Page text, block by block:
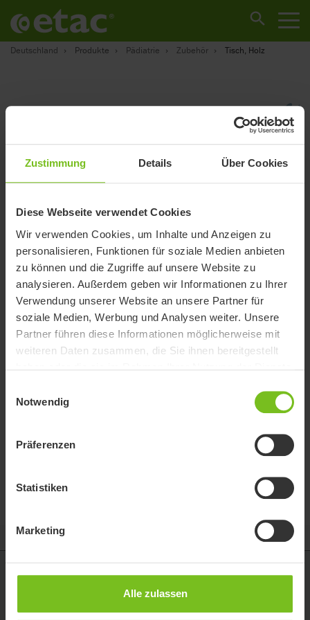
Zustimmung Details Über Cookies
Diese Webseite verwendet Cookies
Wir verwenden Cookies, um Inhalte und Anzeigen zu
personalisieren, Funktionen für soziale Medien anbieten
zu können und die Zugriffe auf unsere Website zu
analysieren. Außerdem geben wir Informationen zu Ihrer
Verwendung unserer Website an unsere Partner für
soziale Medien, Werbung und Analysen weiter. Unsere
Partner führen diese Informationen möglicherweise mit
weiteren Daten zusammen, die Sie ihnen bereitgestellt
Notwendig
Präferenzen
Statistiken
Marketing
Alle zulassen
Deutschland Produkte Pädiatrie Zubehör Tisch, Holz
(abgekündigt)
Auflagefläche für die Unterarme, Möglichkeit zum Abstützen.
Etac GmbH